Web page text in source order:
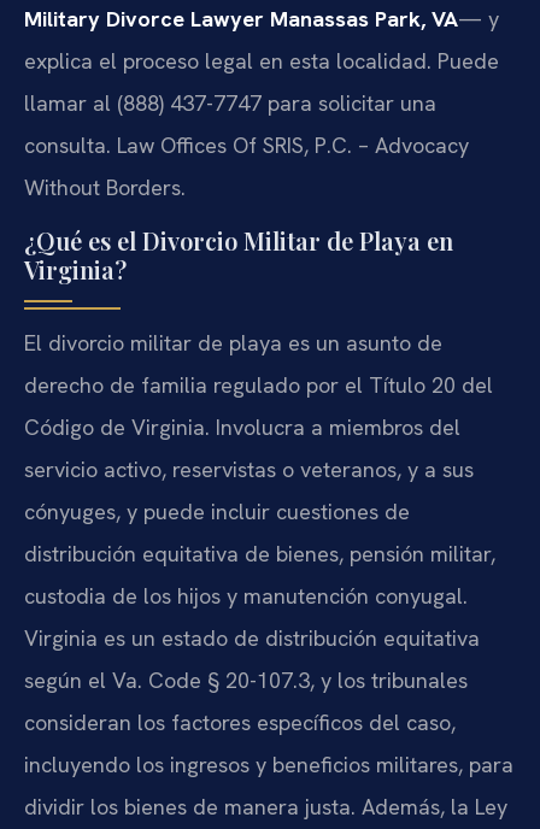
Military Divorce Lawyer Manassas Park, VA— y
explica el proceso legal en esta localidad. Puede
llamar al (888) 437-7747 para solicitar una
consulta. Law Offices Of SRIS, P.C. – Advocacy
Without Borders.
¿Qué es el Divorcio Militar de Playa en
Virginia?
El divorcio militar de playa es un asunto de
derecho de familia regulado por el Título 20 del
Código de Virginia. Involucra a miembros del
servicio activo, reservistas o veteranos, y a sus
cónyuges, y puede incluir cuestiones de
distribución equitativa de bienes, pensión militar,
custodia de los hijos y manutención conyugal.
Virginia es un estado de distribución equitativa
según el Va. Code § 20-107.3, y los tribunales
consideran los factores específicos del caso,
incluyendo los ingresos y beneficios militares, para
dividir los bienes de manera justa. Además, la Ley